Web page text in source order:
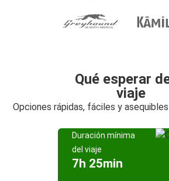
Qué esperar
viaje
Opciones rápidas, fáciles y
Duración mínima
del viaje
7h 25min